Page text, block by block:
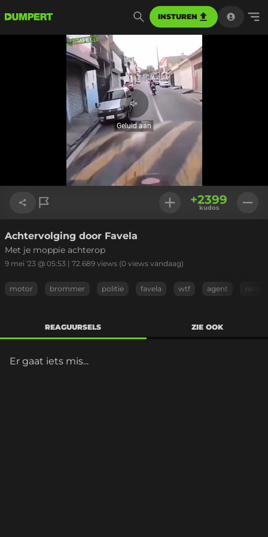
INSTUREN
Geluid
aan
Geluid aan
Link kopiëren
+2399
kudos
Achtervolging door Favela
Met je moppie achterop
9 mei '23 @ 05:53 | 72.689 views (0 views vandaag)
motor brommer politie favela wtf agent racen
REAGUURSELS ZIE OOK
Er gaat iets mis...